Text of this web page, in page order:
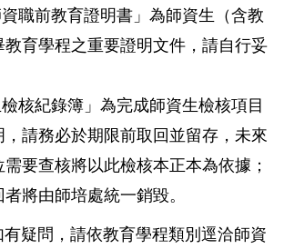
職前教育證明書」為師資生（含教
教育學程之重要證明文件，請自行妥
核紀錄簿」為完成師資生檢核項目
，請務必於期限前取回並留存，未來
要查核將以此檢核本正本為依據；
將由師培處統一銷毀。
疑問，請依教育學程類別逕洽師資